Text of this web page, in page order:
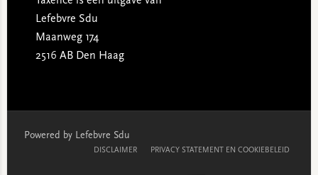
Lefebvre Sdu
Maanweg 174
2516 AB Den Haag
Powered by Lefebvre Sdu
DISCLAIMER PRIVACY STATEMENT EN COOKIEBELEID